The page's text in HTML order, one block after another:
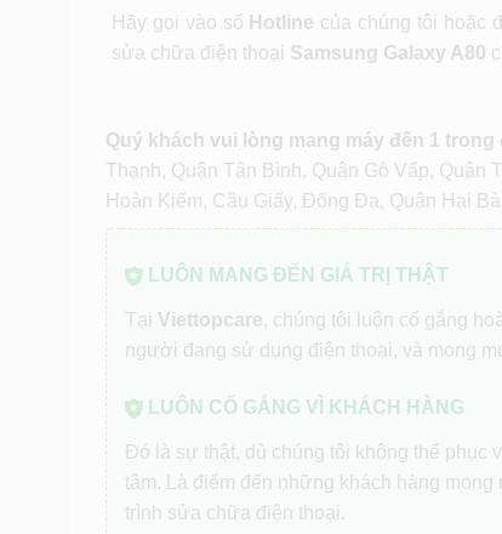
Hãy gọi vào số Hotline của chúng tôi hoặc
sửa chữa điện thoại Samsung Galaxy A80
Quý khách vui lòng mang máy đến 1
Thạnh, Quận Tân Bình, Quận Gò Vấp, Quận
Hoàn Kiếm, Cầu Giấy, Đống Đa, Quận Hai
LUÔN MANG ĐẾN GIÁ TRỊ THẬT
Tại Viettopcare, chúng tôi luôn cố gắng
người đang sử dụng điện thoại, và mong
LUÔN CỐ GẮNG VÌ KHÁCH HÀNG
Đó là sự thật, dù chúng tôi không thể phục
tâm. Là điểm đến những khách hàng mong
trình sửa chữa điện thoại.